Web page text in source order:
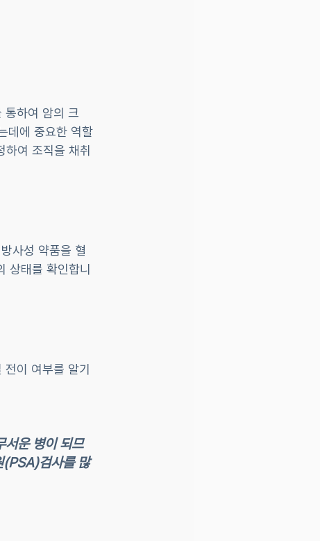
통하여 암의 크
데에 중요한 역할
여 조직을 채취
사성 약품을 혈
상태를 확인합니
이 여부를 알기
서운 병이 되므
(PSA)검사를 많